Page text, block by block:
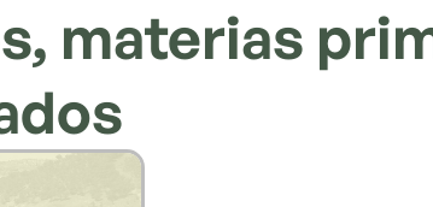
materias